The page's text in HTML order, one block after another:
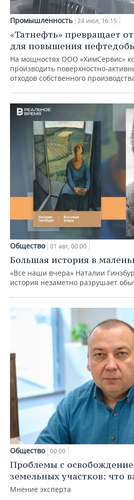
Промышленность 24 июл, 16:15
«Татнефть» превращает
для повышения
На мощностях ООО «ХимСервис»
производить поверхностно-
отходов собственного
Общество 01 авг, 00:00
Большая история в
«Все наши вчера» Наталии
история незаметно разрушает
Общество 00:00
Проблемы с
земельных участков: что
Мнение эксперта